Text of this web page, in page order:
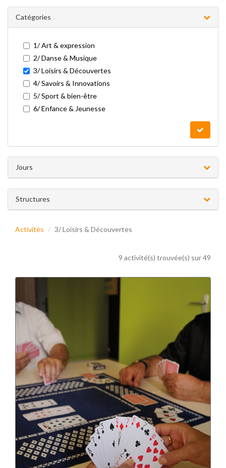
Catégories
1/ Art & expression
2/ Danse & Musique
3/ Loisirs & Découvertes
4/ Savoirs & Innovations
5/ Sport & bien-être
6/ Enfance & Jeunesse
Jours
Structures
Activités 3/ Loisirs & Découvertes
9 activité(s) trouvée(s) sur 49